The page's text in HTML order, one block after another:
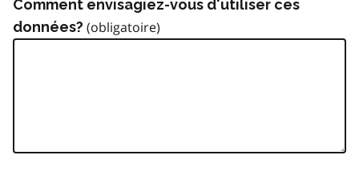
Comment envisagiez-vous d'utiliser ces
données?